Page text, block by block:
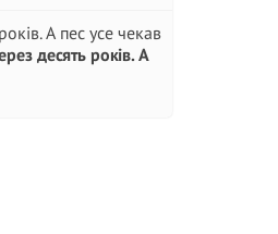
десять років. А